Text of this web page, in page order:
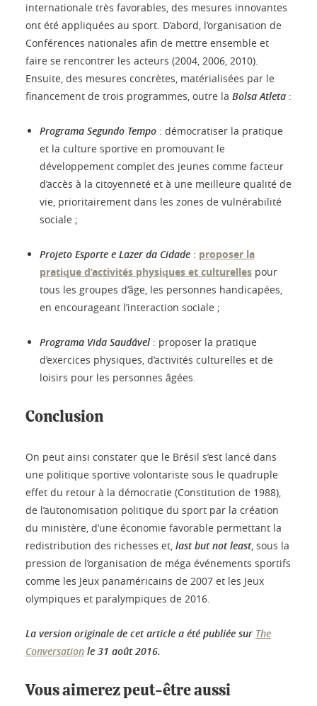
internationale très favorables, des mesures innovantes
ont été appliquées au sport. D’abord, l’organisation de
Conférences nationales afin de mettre ensemble et
faire se rencontrer les acteurs (2004, 2006, 2010).
Ensuite, des mesures concrètes, matérialisées par le
financement de trois programmes, outre la Bolsa Atleta :
Programa Segundo Tempo : démocratiser la pratique
et la culture sportive en promouvant le
développement complet des jeunes comme facteur
d’accès à la citoyenneté et à une meilleure qualité de
vie, prioritairement dans les zones de vulnérabilité
sociale ;
Projeto Esporte e Lazer da Cidade : proposer la
pratique d’activités physiques et culturelles pour
tous les groupes d’âge, les personnes handicapées,
en encourageant l’interaction sociale ;
Programa Vida Saudável : proposer la pratique
d’exercices physiques, d’activités culturelles et de
loisirs pour les personnes âgées.
Conclusion
On peut ainsi constater que le Brésil s’est lancé dans
une politique sportive volontariste sous le quadruple
effet du retour à la démocratie (Constitution de 1988),
de l’autonomisation politique du sport par la création
du ministère, d’une économie favorable permettant la
redistribution des richesses et, last but not least, sous la
pression de l’organisation de méga événements sportifs
comme les Jeux panaméricains de 2007 et les Jeux
olympiques et paralympiques de 2016.
La version originale de cet article a été publiée sur The
Conversation le 31 août 2016.
Vous aimerez peut-être aussi